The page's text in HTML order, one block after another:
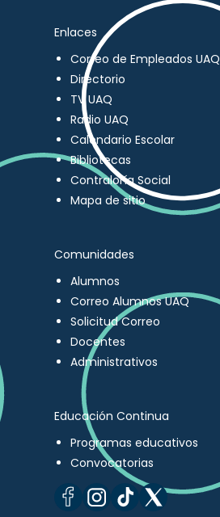
Enlaces
Correo de Empleados UAQ
Directorio
TV UAQ
Radio UAQ
Calendario Escolar
Bibliotecas
Contraloría Social
Mapa de sitio
Comunidades
Alumnos
Correo Alumnos UAQ
Solicitud Correo
Docentes
Administrativos
Educación Continua
Programas educativos
Convocatorias